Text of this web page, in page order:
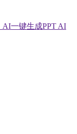
AI一键生成PPT AI